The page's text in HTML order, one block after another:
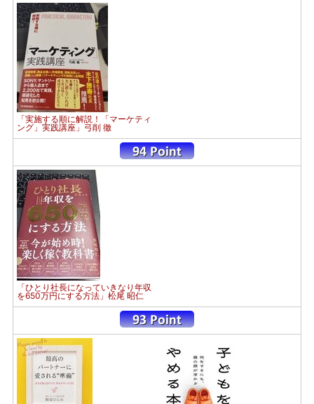
「実施する順に解説！「マーケティ
ング」実践講座」弓削 徹
「ひとり社長になっていきなり年収
を650万円にする方法」松尾 昭仁